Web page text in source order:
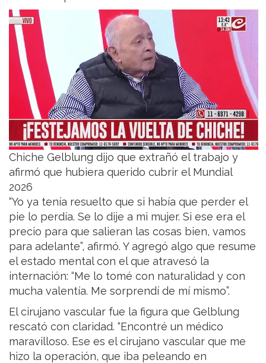
Chiche Gelblung dijo que extrañó el trabajo y
afirmó que hubiera querido cubrir el Mundial
2026
“Yo ya tenía resuelto que si había que perder el
pie lo perdía. Se lo dije a mi mujer. Si ese era el
precio para que salieran las cosas bien, vamos
para adelante”, afirmó. Y agregó algo que resume
el estado mental con el que atravesó la
internación: “Me lo tomé con naturalidad y con
mucha valentía. Me sorprendí de mí mismo”.
El cirujano vascular fue la figura que Gelblung
rescató con claridad. “Encontré un médico
maravilloso. Ese es el cirujano vascular que me
hizo la operación, que iba peleando en